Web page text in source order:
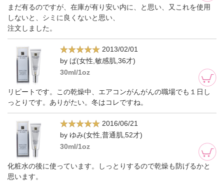
まだ有るのですが、在庫が有り安い内に、と思い、又これを使用
しないと、シミに良くないと思い、
注文しました。
2013/02/01
by ぱ(女性,敏感肌,36才)
30ml/1oz
リピートです。この乾燥中、エアコンがんがんの職場でも１日し
っとりです。ありがたい。冬はコレですね。
2016/06/21
by ゆみ(女性,普通肌,52才)
30ml/1oz
化粧水の後に使っています。しっとりするので乾燥も防げるかと
思います。